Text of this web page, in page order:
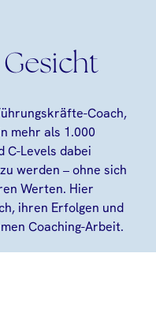
Coach,
mehr als 1.000
C-Levels dabei
werden – ohne sich
Werten. Hier
ihren Erfolgen und
Coaching-Arbeit.